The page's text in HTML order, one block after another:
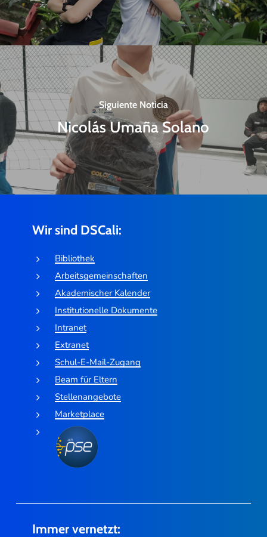
Siguiente Noticia
Nicolás Umaña Solano
Wir sind DSCali:
Bibliothek
Arbeitsgemeinschaften
Akademischer Kalender
Institutionelle Dokumente
Intranet
Extranet
Schul-E-Mail-Zugang
Beam für Eltern
Stellenangebote
Marketplace
Immer vernetzt: